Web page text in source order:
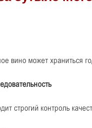
вино может храниться
строгий контроль